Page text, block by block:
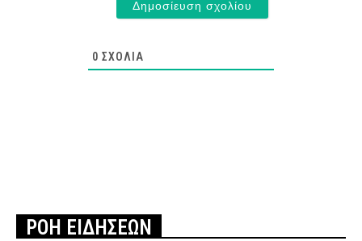
0 ΣΧΌΛΙΑ
ΡΟΗ ΕΙΔΗΣΕΩΝ